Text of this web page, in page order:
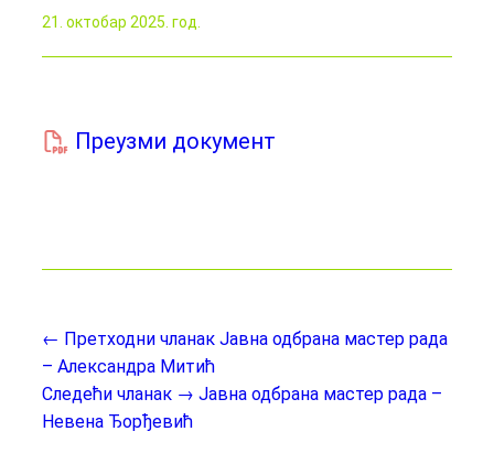
21. октобар 2025. год.
Преузми документ
← Претходни чланак Јавна одбрана мастер рада
– Александра Митић
Следећи чланак → Јавна одбрана мастер рада –
Невена Ђорђевић